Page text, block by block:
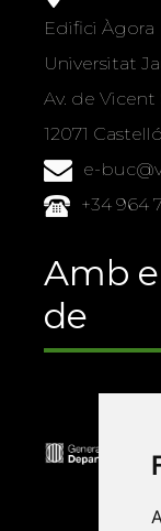
Edifici Àgora
Universitat
Av. de Vicent
12071
e-
+34 964
Amb
de